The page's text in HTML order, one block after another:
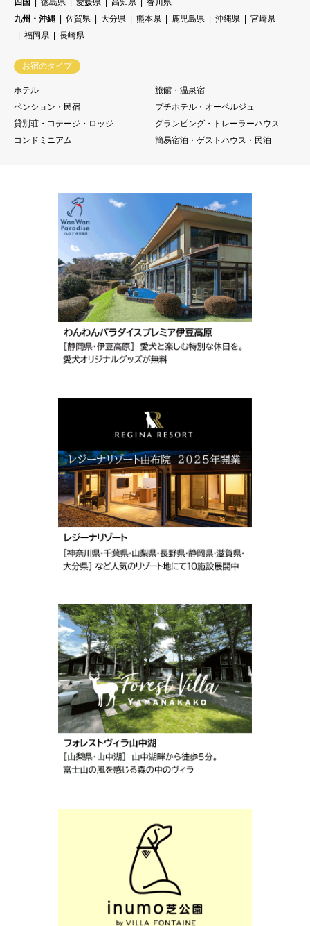
四国
徳島県 愛媛県 高知県
香川県
九州・沖縄
佐賀県 大分県 熊本県 鹿児島県 沖縄県
宮崎県
福岡県
長崎県
お宿のタイプ
ホテル
旅館・温泉宿
ペンション・民宿
プチホテル・オーベルジュ
貸別荘・コテージ・ロッジ
グランピング・トレーラーハウス
コンドミニアム
簡易宿泊・ゲストハウス・民泊